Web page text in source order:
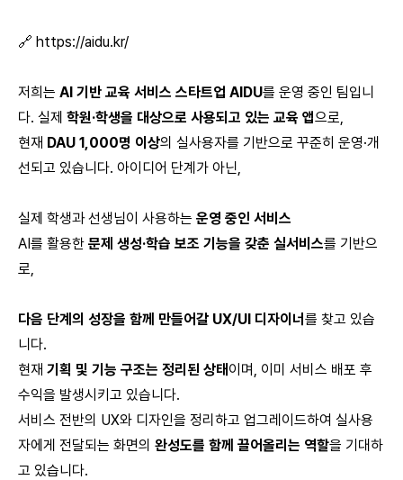
🔗 https://aidu.kr/
저희는 AI 기반 교육 서비스 스타트업 AIDU를 운영 중인 팀입니
다. 실제 학원·학생을 대상으로 사용되고 있는 교육 앱으로,
현재 DAU 1,000명 이상의 실사용자를 기반으로 꾸준히 운영·개
선되고 있습니다. 아이디어 단계가 아닌,
실제 학생과 선생님이 사용하는 운영 중인 서비스
AI를 활용한 문제 생성·학습 보조 기능을 갖춘 실서비스를 기반으
로,
다음 단계의 성장을 함께 만들어갈 UX/UI 디자이너 를 찾고 있습
니다.
현재 기획 및 기능 구조는 정리된 상태이며, 이미 서비스 배포 후
수익을 발생시키고 있습니다.
서비스 전반의 UX와 디자인을 정리하고 업그레이드하여 실사용
자에게 전달되는 화면의 완성도를 함께 끌어올리는 역할을 기대하
고 있습니다.